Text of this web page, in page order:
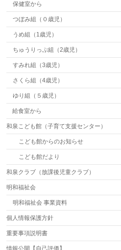
保健室から
つぼみ組（０歳児）
うめ組（1歳児）
ちゅうりっぷ組（2歳児）
すみれ組（3歳児）
さくら組（4歳児）
ゆり組（５歳児）
給食室から
和泉こども館（子育て支援センター）
こども館からのお知らせ
こども館だより
和泉クラブ（放課後児童クラブ）
明和福祉会
明和福祉会 事業資料
個人情報保護方針
重要事項説明書
情報公開【自己評価】